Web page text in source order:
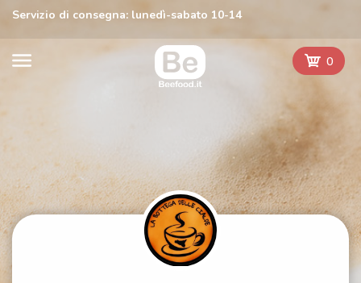
Servizio di consegna: lunedì-sabato 10-14
0